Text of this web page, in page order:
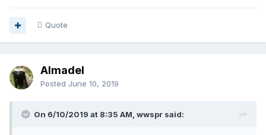
Quote
Almadel
Posted June 10, 2019
On 6/10/2019 at 8:35 AM, wwspr said: